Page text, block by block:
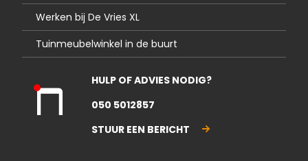
Werken bij De Vries XL
Tuinmeubelwinkel in de buurt
nte
HULP OF ADVIES NODIG?
050 5012857
STUUR EEN BERICHT